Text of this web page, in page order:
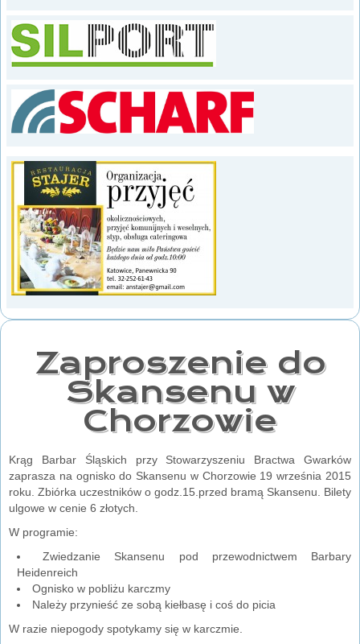
Zaproszenie do
Skansenu w
Chorzowie
Krąg Barbar Śląskich przy Stowarzyszeniu Bractwa Gwarków
zaprasza na ognisko do Skansenu w Chorzowie 19 września 2015
roku. Zbiórka uczestników o godz.15.przed bramą Skansenu. Bilety
ulgowe w cenie 6 złotych.
W programie:
Zwiedzanie Skansenu pod przewodnictwem Barbary
Heidenreich
Ognisko w pobliżu karczmy
Należy przynieść ze sobą kiełbasę i coś do picia
W razie niepogody spotykamy się w karczmie.